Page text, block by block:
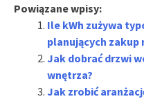
Powiązane wpisy:
Ile kWh zużywa
planujących zakup
Jak dobrać drzwi
wnętrza?
Jak zrobić